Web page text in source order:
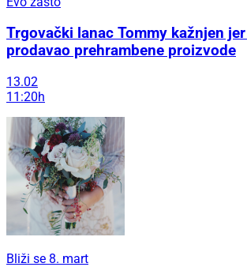
Trgovački lanac Tommy kažnjen
prodavao prehrambene proizvode
13.02
11:20h
Bliži se 8. mart